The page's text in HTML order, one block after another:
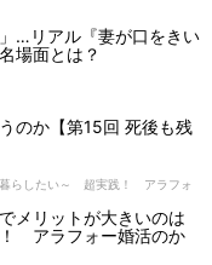
…リアル『妻が口をきい
場面とは？
のか【第15回 死後も残
暮らしたい～ 超実践！ アラフォ
メリットが大きいのは
！ アラフォー婚活のか